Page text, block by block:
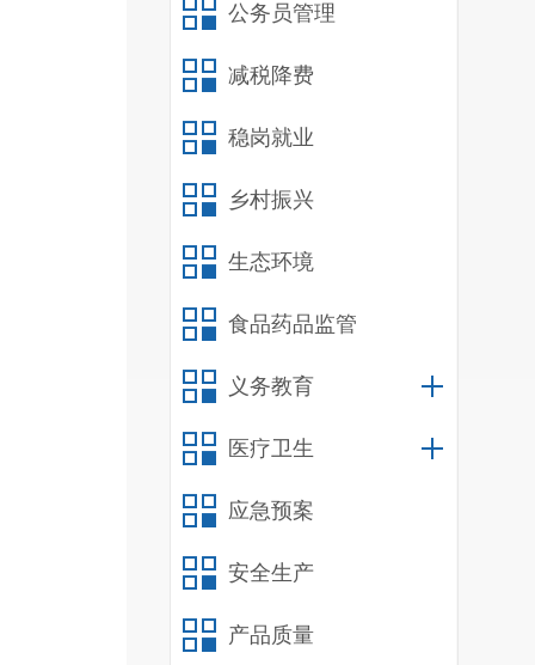
公务员管理
减税降费
稳岗就业
乡村振兴
生态环境
食品药品监管
义务教育
医疗卫生
应急预案
安全生产
产品质量